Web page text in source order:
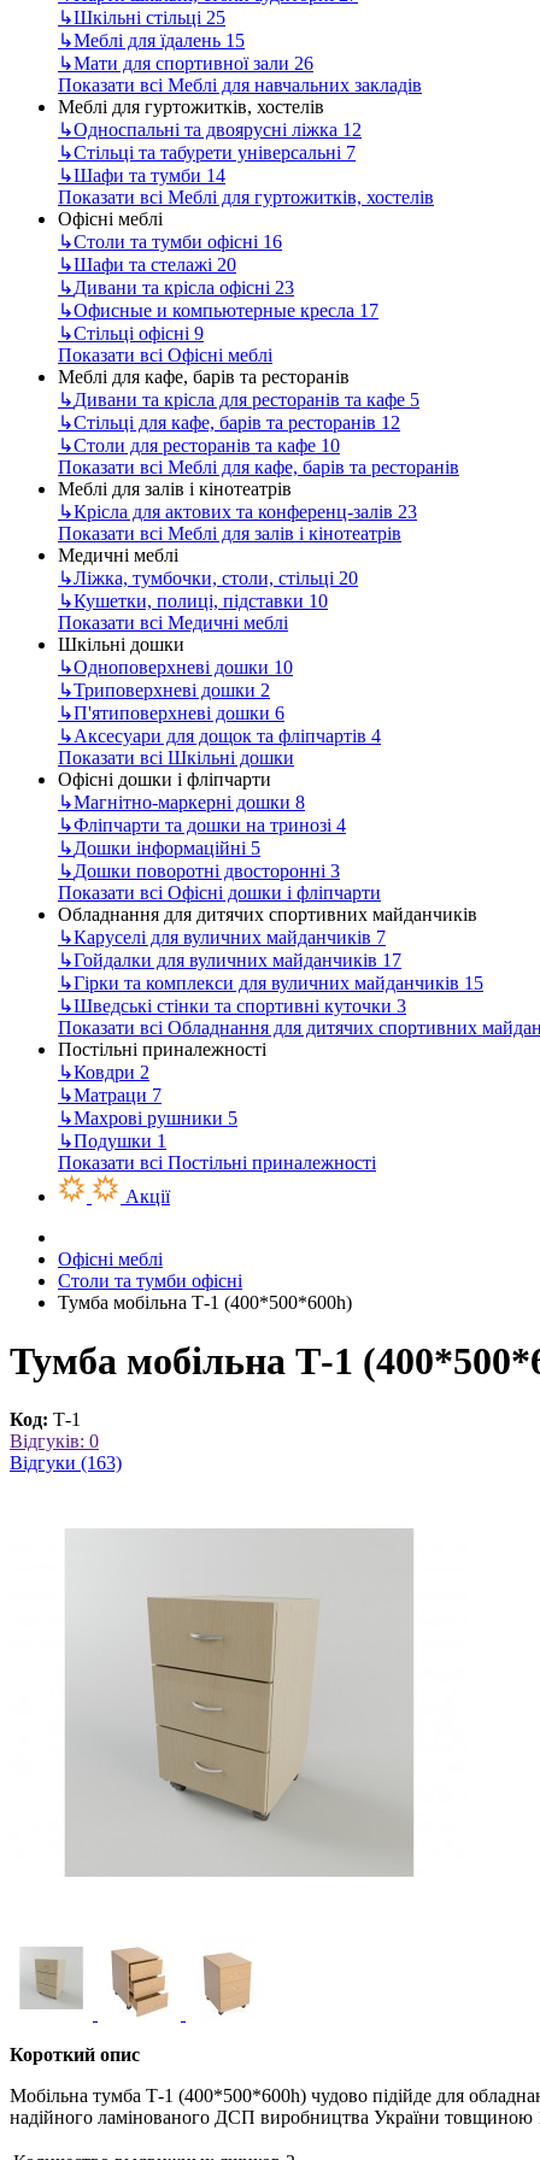
↳Шкільні стільці 25
↳Меблі для їдалень 15
↳Мати для спортивної зали 26
Показати всі Меблі для навчальних закладів
Меблі для гуртожитків, хостелів
↳Односпальні та двоярусні ліжка 12
↳Стільці та табурети універсальні 7
↳Шафи та тумби 14
Показати всі Меблі для гуртожитків, хостелів
Офісні меблі
↳Столи та тумби офісні 16
↳Шафи та стелажі 20
↳Дивани та крісла офісні 23
↳Офисные и компьютерные кресла 17
↳Стільці офісні 9
Показати всі Офісні меблі
Меблі для кафе, барів та ресторанів
↳Дивани та крісла для ресторанів та кафе 5
↳Стільці для кафе, барів та ресторанів 12
↳Столи для ресторанів та кафе 10
Показати всі Меблі для кафе, барів та ресторанів
Меблі для залів і кінотеатрів
↳Крісла для актових та конференц-залів 23
Показати всі Меблі для залів і кінотеатрів
Медичні меблі
↳Ліжка, тумбочки, столи, стільці 20
↳Кушетки, полиці, підставки 10
Показати всі Медичні меблі
Шкільні дошки
↳Одноповерхневі дошки 10
↳Триповерхневі дошки 2
↳П'ятиповерхневі дошки 6
↳Аксесуари для дощок та фліпчартів 4
Показати всі Шкільні дошки
Офісні дошки і фліпчарти
↳Магнітно-маркерні дошки 8
↳Фліпчарти та дошки на тринозі 4
↳Дошки інформаційні 5
↳Дошки поворотні двосторонні 3
Показати всі Офісні дошки і фліпчарти
Обладнання для дитячих спортивних майданчиків
↳Каруселі для вуличних майданчиків 7
↳Гойдалки для вуличних майданчиків 17
↳Гірки та комплекси для вуличних майданчиків 15
↳Шведські стінки та спортивні куточки 3
Показати всі Обладнання для дитячих спортивних
Постільні приналежності
↳Ковдри 2
↳Матраци 7
↳Махрові рушники 5
↳Подушки 1
Показати всі Постільні приналежності
Акції
Офісні меблі
Столи та тумби офісні
Тумба мобільна Т-1 (400*500*600h)
Тумба мобільна Т-1
Код: Т-1
Відгуків: 0
Відгуки (163)
Короткий опис
Мобільна тумба Т-1 (400*500*600h) чудово підійде для
надійного ламінованого ДСП виробництва України